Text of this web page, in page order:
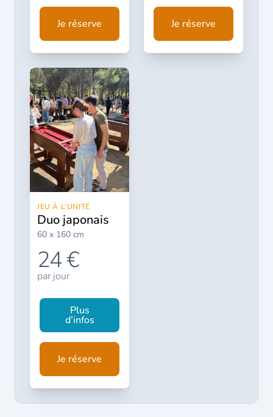
Je réserve Je réserve
JEU À L’UNITÉ
duo japonais
60 x 160 cm
24 €
par jour
Plus
d’infos
Je réserve